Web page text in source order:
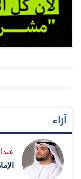
يعملون في ظروف
شما بنت سلطان بن
لهيئة المسرّعات
شملت الفعاليات
والتعاون
مجال الطاقة في
الزراعي وتطوير
آراء